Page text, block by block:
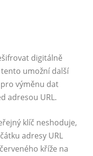
digitálně
umožní další
výměnu dat
adresou URL.
klíč neshoduje,
adresy URL
kříže na